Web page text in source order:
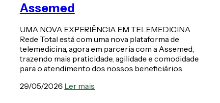
Assemed
UMA NOVA EXPERIÊNCIA EM TELEMEDICINA
Rede Total está com uma nova plataforma de
telemedicina, agora em parceria com a Assemed,
trazendo mais praticidade, agilidade e comodidade
para o atendimento dos nossos beneficiários.
29/05/2026 Ler mais